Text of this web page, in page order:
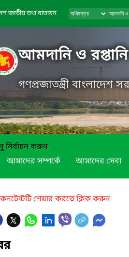
জাতীয় তথ্য বাতায়ন
আমদানি ও রপ্তানি
গণপ্রজাতন্ত্রী বাংলাদেশ
নির্বাচন করুন
আমাদের সম্পর্কে
আমাদের সেবা
শেয়ার করতে ক্লিক করুন